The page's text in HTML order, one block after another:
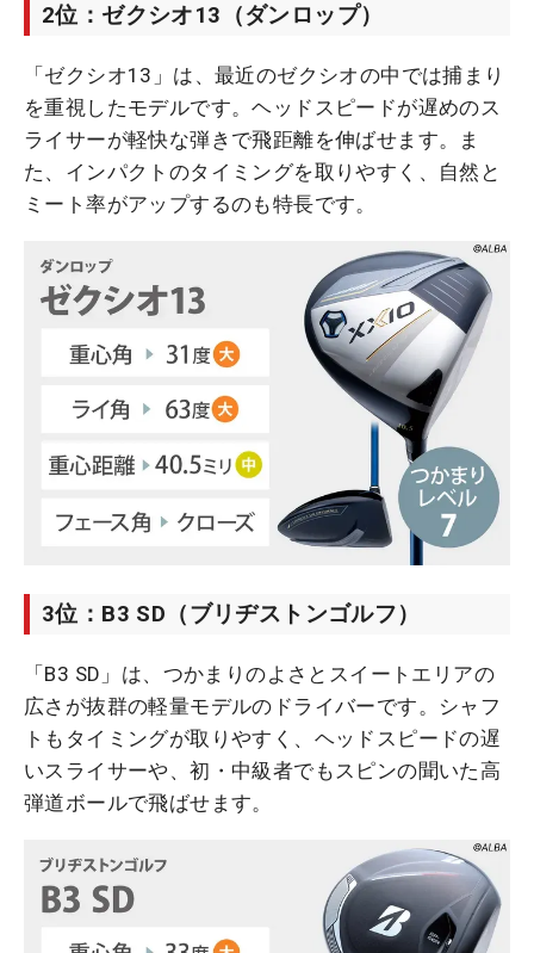
2位：ゼクシオ13（ダンロップ）
「ゼクシオ13」は、最近のゼクシオの中では捕まり
を重視したモデルです。ヘッドスピードが遅めのス
ライサーが軽快な弾きで飛距離を伸ばせます。ま
た、インパクトのタイミングを取りやすく、自然と
ミート率がアップするのも特長です。
3位：B3 SD（ブリヂストンゴルフ）
「B3 SD」は、つかまりのよさとスイートエリアの
広さが抜群の軽量モデルのドライバーです。シャフ
トもタイミングが取りやすく、ヘッドスピードの遅
いスライサーや、初・中級者でもスピンの聞いた高
弾道ボールで飛ばせます。